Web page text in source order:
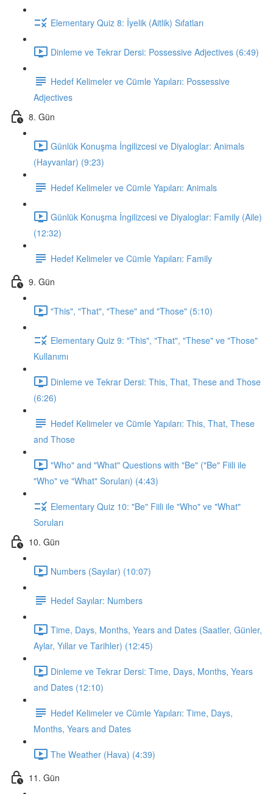
Elementary Quiz 8: İyelik (Aitlik) Sıfatları
Dinleme ve Tekrar Dersi: Possessive Adjectives (6:49)
Hedef Kelimeler ve Cümle Yapıları: Possessive
Adjectives
8. Gün
Günlük Konuşma İngilizcesi ve Diyaloglar: Animals
(Hayvanlar) (9:23)
Hedef Kelimeler ve Cümle Yapıları: Animals
Günlük Konuşma İngilizcesi ve Diyaloglar: Family (Aile)
(12:32)
Hedef Kelimeler ve Cümle Yapıları: Family
9. Gün
"This", "That", "These" and "Those" (5:10)
Elementary Quiz 9: "This", "That", "These" ve "Those"
Kullanımı
Dinleme ve Tekrar Dersi: This, That, These and Those
(6:26)
Hedef Kelimeler ve Cümle Yapıları: This, That, These
and Those
"Who" and "What" Questions with "Be" ("Be" Fiili ile
"Who" ve "What" Soruları) (4:43)
Elementary Quiz 10: "Be" Fiili ile "Who" ve "What"
Soruları
10. Gün
Numbers (Sayılar) (10:07)
Hedef Sayılar: Numbers
Time, Days, Months, Years and Dates (Saatler, Günler,
Aylar, Yıllar ve Tarihler) (12:45)
Dinleme ve Tekrar Dersi: Time, Days, Months, Years
and Dates (12:10)
Hedef Kelimeler ve Cümle Yapıları: Time, Days,
Months, Years and Dates
The Weather (Hava) (4:39)
11. Gün